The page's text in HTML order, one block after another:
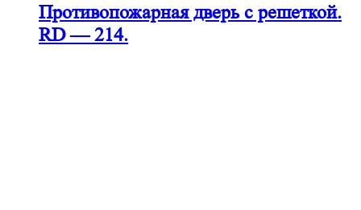
Противопожарная дверь с решеткой.
RD — 214.